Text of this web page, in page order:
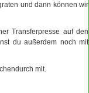
und dann können wir
Transferpresse auf den
du außerdem noch mit
mit.